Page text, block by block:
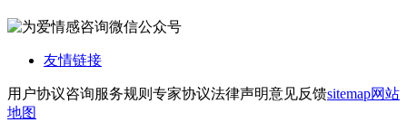
友情链接
用户协议咨询服务规则 专家协议法律声明意见反馈sitemap网站
地图